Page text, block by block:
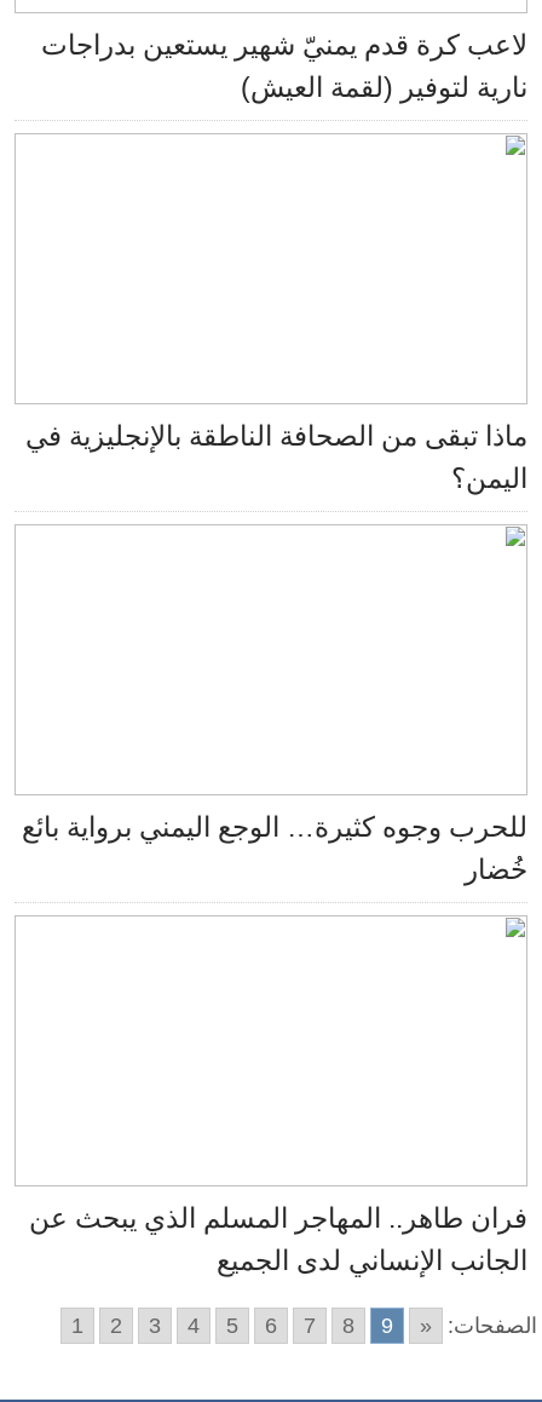
لاعب كرة قدم يمنيّ شهير يستعين بدراجات
نارية لتوفير (لقمة العيش)
ماذا تبقى من الصحافة الناطقة بالإنجليزية في
اليمن؟
للحرب وجوه كثيرة… الوجع اليمني برواية بائع
خُضار
فران طاهر.. المهاجر المسلم الذي يبحث عن
الجانب الإنساني لدى الجميع
الصفحات: «
1 2 3 4 5 6 7 8 9